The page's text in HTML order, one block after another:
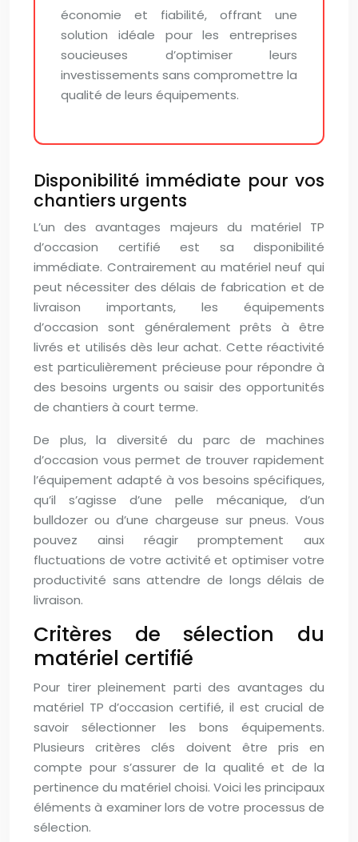
économie et fiabilité, offrant une
solution idéale pour les entreprises
soucieuses d’optimiser leurs
investissements sans compromettre la
qualité de leurs équipements.
Disponibilité immédiate pour vos
chantiers urgents
L’un des avantages majeurs du matériel TP
d’occasion certifié est sa disponibilité
immédiate. Contrairement au matériel neuf qui
peut nécessiter des délais de fabrication et de
livraison importants, les équipements
d’occasion sont généralement prêts à être
livrés et utilisés dès leur achat. Cette réactivité
est particulièrement précieuse pour répondre à
des besoins urgents ou saisir des opportunités
de chantiers à court terme.
De plus, la diversité du parc de machines
d’occasion vous permet de trouver rapidement
l’équipement adapté à vos besoins spécifiques,
qu’il s’agisse d’une pelle mécanique, d’un
bulldozer ou d’une chargeuse sur pneus. Vous
pouvez ainsi réagir promptement aux
fluctuations de votre activité et optimiser votre
productivité sans attendre de longs délais de
livraison.
Critères de sélection du
matériel certifié
Pour tirer pleinement parti des avantages du
matériel TP d’occasion certifié, il est crucial de
savoir sélectionner les bons équipements.
Plusieurs critères clés doivent être pris en
compte pour s’assurer de la qualité et de la
pertinence du matériel choisi. Voici les principaux
éléments à examiner lors de votre processus de
sélection.